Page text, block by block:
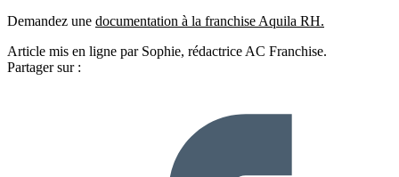
Demandez une documentation à la franchise Aquila RH.
Article mis en ligne par Sophie, rédactrice AC Franchise.
Partager sur :